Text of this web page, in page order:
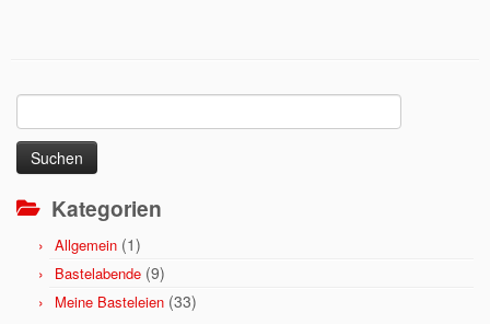
nach:
Kategorien
Allgemein (1)
Bastelabende (9)
Meine Basteleien (33)